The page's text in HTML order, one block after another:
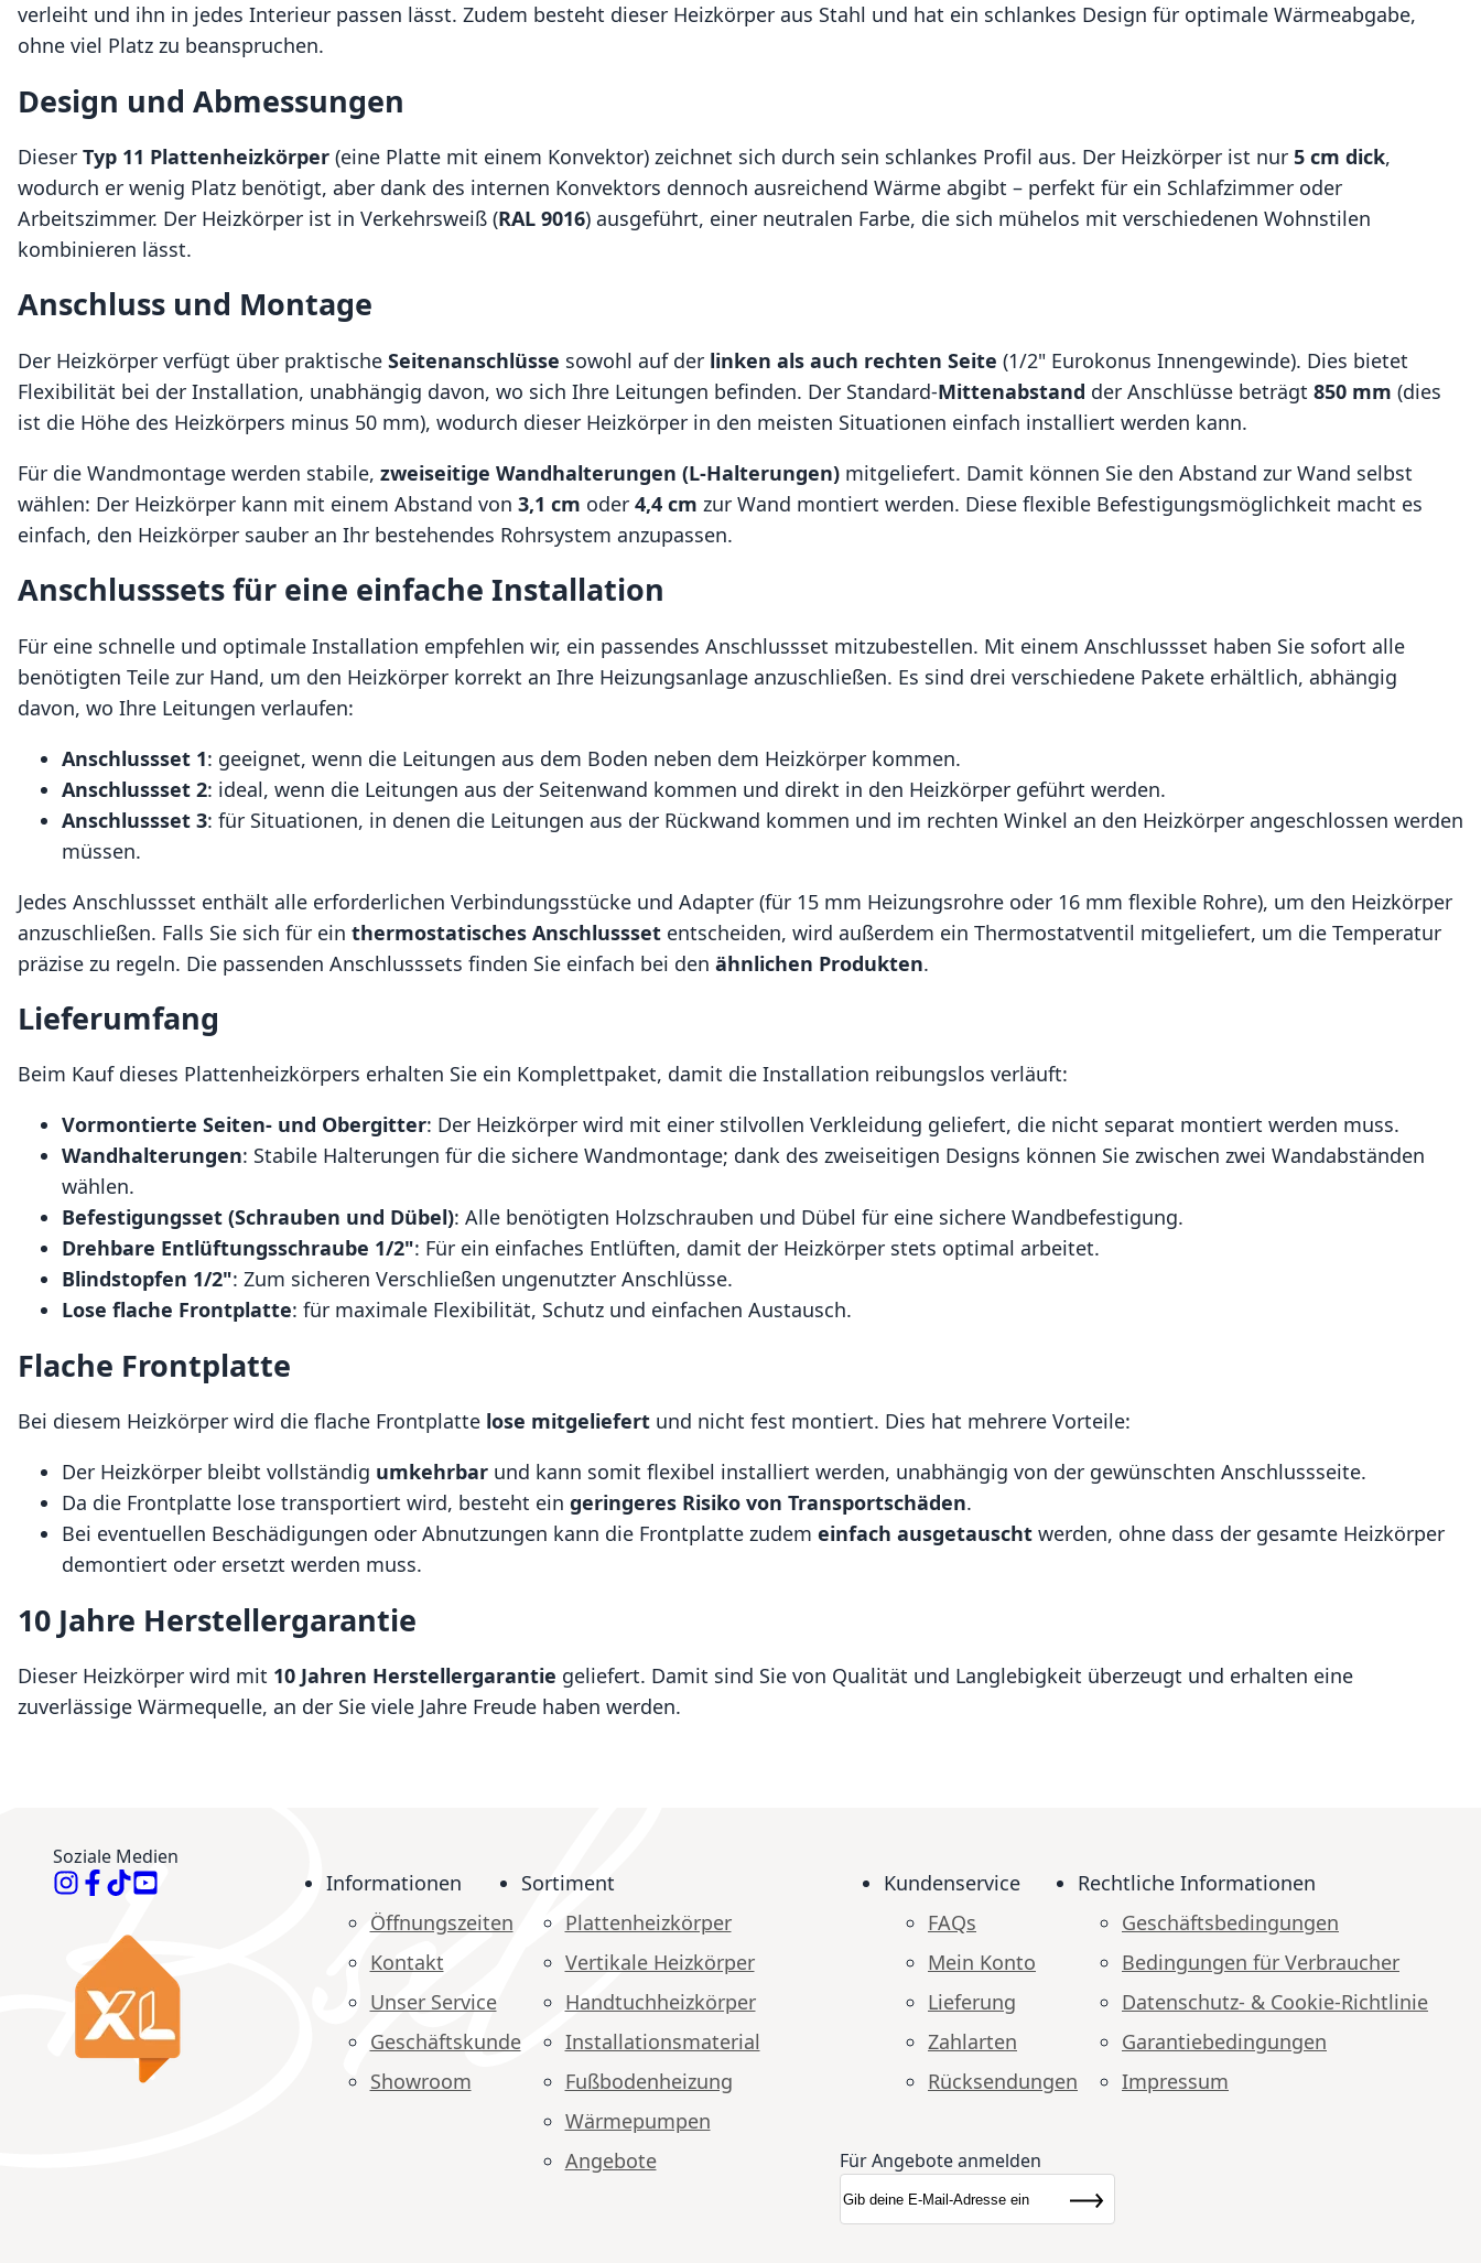
verleiht und ihn in jedes Interieur passen lässt. Zudem besteht dieser Heizkörper aus Stahl und hat ein schlankes Design für optimale Wärmeabgabe,
ohne viel Platz zu beanspruchen.
Design und Abmessungen
Dieser Typ 11 Plattenheizkörper (eine Platte mit einem Konvektor) zeichnet sich durch sein schlankes Profil aus. Der Heizkörper ist nur 5 cm dick,
wodurch er wenig Platz benötigt, aber dank des internen Konvektors dennoch ausreichend Wärme abgibt – perfekt für ein Schlafzimmer oder
Arbeitszimmer. Der Heizkörper ist in Verkehrsweiß (RAL 9016) ausgeführt, einer neutralen Farbe, die sich mühelos mit verschiedenen Wohnstilen
kombinieren lässt.
Anschluss und Montage
Der Heizkörper verfügt über praktische Seitenanschlüsse sowohl auf der linken als auch rechten Seite (1/2" Eurokonus Innengewinde). Dies bietet
Flexibilität bei der Installation, unabhängig davon, wo sich Ihre Leitungen befinden. Der Standard-Mittenabstand der Anschlüsse beträgt 850 mm (dies
ist die Höhe des Heizkörpers minus 50 mm), wodurch dieser Heizkörper in den meisten Situationen einfach installiert werden kann.
Für die Wandmontage werden stabile, zweiseitige Wandhalterungen (L-Halterungen) mitgeliefert. Damit können Sie den Abstand zur Wand selbst
wählen: Der Heizkörper kann mit einem Abstand von 3,1 cm oder 4,4 cm zur Wand montiert werden. Diese flexible Befestigungsmöglichkeit macht es
einfach, den Heizkörper sauber an Ihr bestehendes Rohrsystem anzupassen.
Anschlusssets für eine einfache Installation
Für eine schnelle und optimale Installation empfehlen wir, ein passendes Anschlussset mitzubestellen. Mit einem Anschlussset haben Sie sofort alle
benötigten Teile zur Hand, um den Heizkörper korrekt an Ihre Heizungsanlage anzuschließen. Es sind drei verschiedene Pakete erhältlich, abhängig
davon, wo Ihre Leitungen verlaufen:
Anschlussset 1: geeignet, wenn die Leitungen aus dem Boden neben dem Heizkörper kommen.
Anschlussset 2: ideal, wenn die Leitungen aus der Seitenwand kommen und direkt in den Heizkörper geführt werden.
Anschlussset 3: für Situationen, in denen die Leitungen aus der Rückwand kommen und im rechten Winkel an den Heizkörper angeschlossen werden
müssen.
Jedes Anschlussset enthält alle erforderlichen Verbindungsstücke und Adapter (für 15 mm Heizungsrohre oder 16 mm flexible Rohre), um den Heizkörper
anzuschließen. Falls Sie sich für ein thermostatisches Anschlussset entscheiden, wird außerdem ein Thermostatventil mitgeliefert, um die Temperatur
präzise zu regeln. Die passenden Anschlusssets finden Sie einfach bei den ähnlichen Produkten.
Lieferumfang
Beim Kauf dieses Plattenheizkörpers erhalten Sie ein Komplettpaket, damit die Installation reibungslos verläuft:
Vormontierte Seiten- und Obergitter: Der Heizkörper wird mit einer stilvollen Verkleidung geliefert, die nicht separat montiert werden muss.
Wandhalterungen: Stabile Halterungen für die sichere Wandmontage; dank des zweiseitigen Designs können Sie zwischen zwei Wandabständen
wählen.
Befestigungsset (Schrauben und Dübel): Alle benötigten Holzschrauben und Dübel für eine sichere Wandbefestigung.
Drehbare Entlüftungsschraube 1/2": Für ein einfaches Entlüften, damit der Heizkörper stets optimal arbeitet.
Blindstopfen 1/2": Zum sicheren Verschließen ungenutzter Anschlüsse.
Lose flache Frontplatte: für maximale Flexibilität, Schutz und einfachen Austausch.
Flache Frontplatte
Bei diesem Heizkörper wird die flache Frontplatte lose mitgeliefert und nicht fest montiert. Dies hat mehrere Vorteile:
Der Heizkörper bleibt vollständig umkehrbar und kann somit flexibel installiert werden, unabhängig von der gewünschten Anschlussseite.
Da die Frontplatte lose transportiert wird, besteht ein geringeres Risiko von Transportschäden.
Bei eventuellen Beschädigungen oder Abnutzungen kann die Frontplatte zudem einfach ausgetauscht werden, ohne dass der gesamte Heizkörper
demontiert oder ersetzt werden muss.
10 Jahre Herstellergarantie
Dieser Heizkörper wird mit 10 Jahren Herstellergarantie geliefert. Damit sind Sie von Qualität und Langlebigkeit überzeugt und erhalten eine
zuverlässige Wärmequelle, an der Sie viele Jahre Freude haben werden.
Soziale Medien
Informationen
Öffnungszeiten
Kontakt
Unser Service
Geschäftskunde
Showroom
Sortiment
Plattenheizkörper
Vertikale Heizkörper
Handtuchheizkörper
Installationsmaterial
Fußbodenheizung
Wärmepumpen
Angebote
Kundenservice
FAQs
Mein Konto
Lieferung
Zahlarten
Rücksendungen
Rechtliche Informationen
Geschäftsbedingungen
Bedingungen für Verbraucher
Datenschutz- & Cookie-Richtlinie
Garantiebedingungen
Impressum
Für Angebote anmelden
Newsletter
Abonnieren